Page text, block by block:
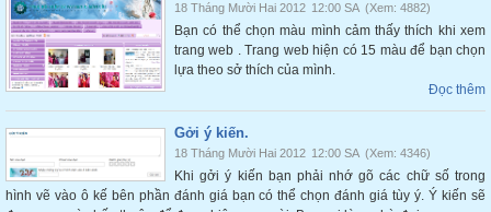
18 Tháng Mười Hai 2012 12:00 SA (Xem: 4882)
Bạn có thể chọn màu mình cảm thấy thích khi xem
trang web . Trang web hiện có 15 màu để bạn chọn
lựa theo sở thích của mình.
Đọc thêm
Gởi ý kiến.
18 Tháng Mười Hai 2012 12:00 SA (Xem: 4346)
Khi gởi ý kiến bạn phải nhớ gõ các chữ số trong
hình vẽ vào ô kế bên phần đánh giá bạn có thể chọn đánh giá tùy ý. Ý kiến sẽ